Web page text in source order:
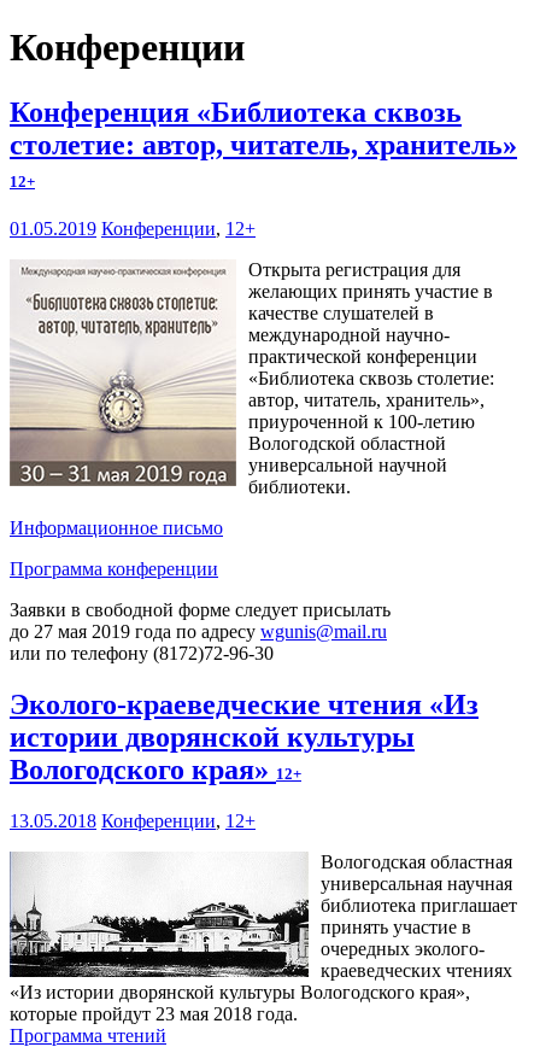
Конференции
Конференция «Библиотека сквозь
столетие: автор, читатель, хранитель»
12+
01.05.2019 Конференции, 12+
Открыта регистрация для
желающих принять участие в
качестве слушателей в
международной научно-
практической конференции
«Библиотека сквозь столетие:
автор, читатель, хранитель»,
приуроченной к 100-летию
Вологодской областной
универсальной научной
библиотеки.
Информационное письмо
Программа конференции
Заявки в свободной форме следует присылать
до 27 мая 2019 года по адресу wgunis@mail.ru
или по телефону (8172)72-96-30
Эколого-краеведческие чтения «Из
истории дворянской культуры
Вологодского края» 12+
13.05.2018 Конференции, 12+
Вологодская областная
универсальная научная
библиотека приглашает
принять участие в
очередных эколого-
краеведческих чтениях
«Из истории дворянской культуры Вологодского края»,
которые пройдут 23 мая 2018 года.
Программа чтений